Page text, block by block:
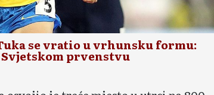
Tuka se vratio u vrhunsku formu:
prvenstvu